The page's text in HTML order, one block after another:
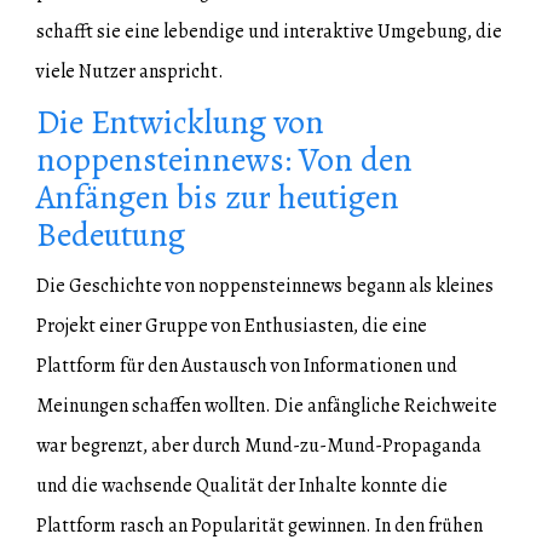
schafft sie eine lebendige und interaktive Umgebung, die
viele Nutzer anspricht.
Die Entwicklung von
noppensteinnews: Von den
Anfängen bis zur heutigen
Bedeutung
Die Geschichte von noppensteinnews begann als kleines
Projekt einer Gruppe von Enthusiasten, die eine
Plattform für den Austausch von Informationen und
Meinungen schaffen wollten. Die anfängliche Reichweite
war begrenzt, aber durch Mund-zu-Mund-Propaganda
und die wachsende Qualität der Inhalte konnte die
Plattform rasch an Popularität gewinnen. In den frühen